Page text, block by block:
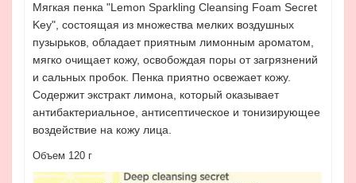
Мягкая пенка "Lemon Sparkling Cleansing Foam Secret
Key", состоящая из множества мелких воздушных
пузырьков, обладает приятным лимонным ароматом,
мягко очищает кожу, освобождая поры от загрязнений
и сальных пробок. Пенка приятно освежает кожу.
Содержит экстракт лимона, который оказывает
антибактериальное, антисептическое и тонизирующее
воздействие на кожу лица.
Объем 120 г